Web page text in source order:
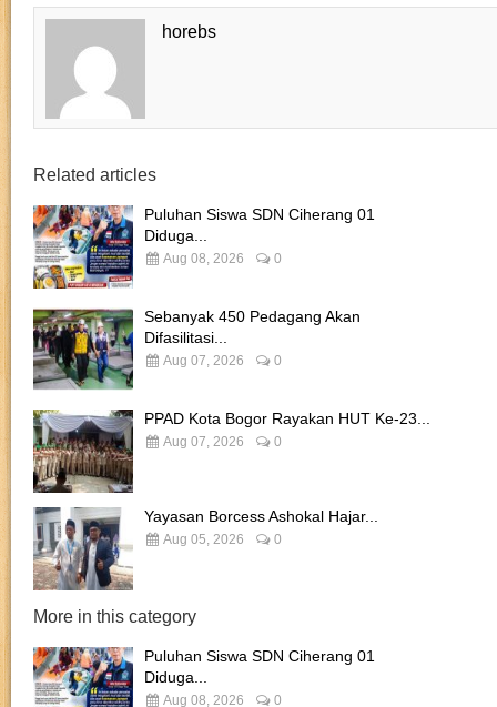
horebs
Related articles
Puluhan Siswa SDN Ciherang 01
Diduga...
Aug 08, 2026 0
Sebanyak 450 Pedagang Akan
Difasilitasi...
Aug 07, 2026 0
PPAD Kota Bogor Rayakan HUT Ke-23...
Aug 07, 2026 0
Yayasan Borcess Ashokal Hajar...
Aug 05, 2026 0
More in this category
Puluhan Siswa SDN Ciherang 01
Diduga...
Aug 08, 2026 0